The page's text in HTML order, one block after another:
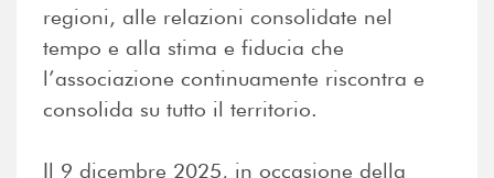
regioni, alle relazioni consolidate nel
tempo e alla stima e fiducia che
l’associazione continuamente riscontra e
consolida su tutto il territorio.
Il 9 dicembre 2025, in occasione della